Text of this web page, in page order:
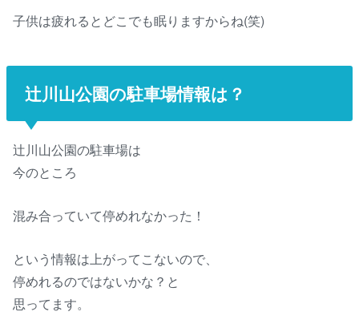
子供は疲れるとどこでも眠りますからね(笑)
辻川山公園の駐車場情報は？
辻川山公園の駐車場は
今のところ
混み合っていて停めれなかった！
という情報は上がってこないので、
停めれるのではないかな？と
思ってます。